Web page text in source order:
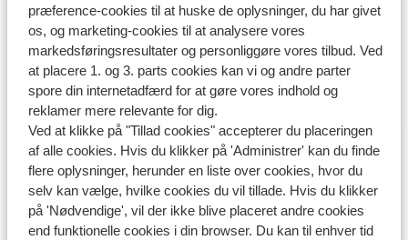
præference-cookies til at huske de oplysninger, du har givet
os, og marketing-cookies til at analysere vores
markedsføringsresultater og personliggøre vores tilbud. Ved
at placere 1. og 3. parts cookies kan vi og andre parter
spore din internetadfærd for at gøre vores indhold og
reklamer mere relevante for dig.
Ved at klikke på "Tillad cookies" accepterer du placeringen
af alle cookies. Hvis du klikker på 'Administrer' kan du finde
flere oplysninger, herunder en liste over cookies, hvor du
selv kan vælge, hvilke cookies du vil tillade. Hvis du klikker
på 'Nødvendige', vil der ikke blive placeret andre cookies
end funktionelle cookies i din browser. Du kan til enhver tid
Har du fundet svaret?
Skriv til os på WhatsApp!
Send os en besked på WhatsApp til telefonnummer